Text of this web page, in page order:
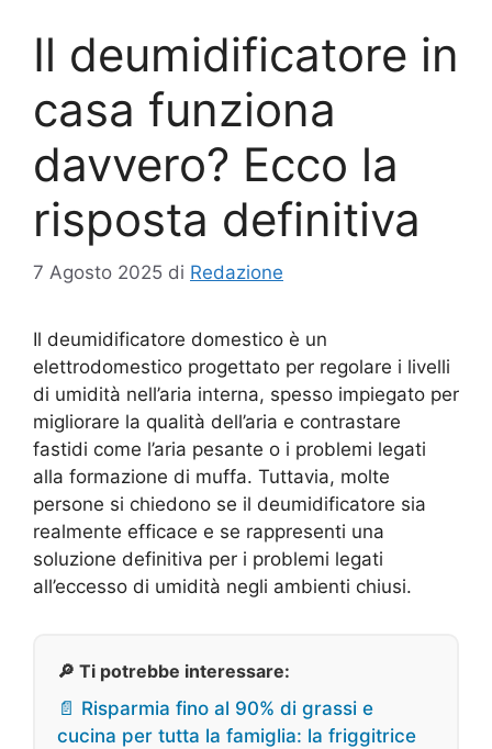
Il deumidificatore in
casa funziona
davvero? Ecco la
risposta definitiva
7 Agosto 2025 di Redazione
Il deumidificatore domestico è un
elettrodomestico progettato per regolare i livelli
di umidità nell’aria interna, spesso impiegato per
migliorare la qualità dell’aria e contrastare
fastidi come l’aria pesante o i problemi legati
alla formazione di muffa. Tuttavia, molte
persone si chiedono se il deumidificatore sia
realmente efficace e se rappresenti una
soluzione definitiva per i problemi legati
all’eccesso di umidità negli ambienti chiusi.
🔎 Ti potrebbe interessare:
📄 Risparmia fino al 90% di grassi e
cucina per tutta la famiglia: la friggitrice